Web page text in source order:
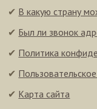
✔ В какую страну
✔ Был ли звонок
✔ Политика
✔
✔ Карта сайта